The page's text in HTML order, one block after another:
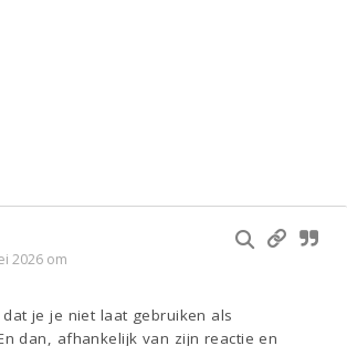
2026 om
je je niet laat gebruiken als
dan, afhankelijk van zijn reactie en